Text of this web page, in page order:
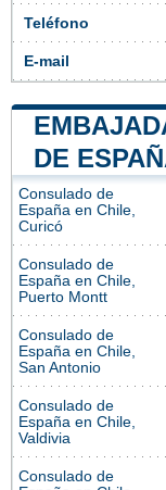
Teléfono
E-mail
DE
Consulado de
España en Chile,
Curicó
Consulado de
España en Chile,
Puerto Montt
Consulado de
España en Chile,
San Antonio
Consulado de
España en Chile,
Valdivia
Consulado de